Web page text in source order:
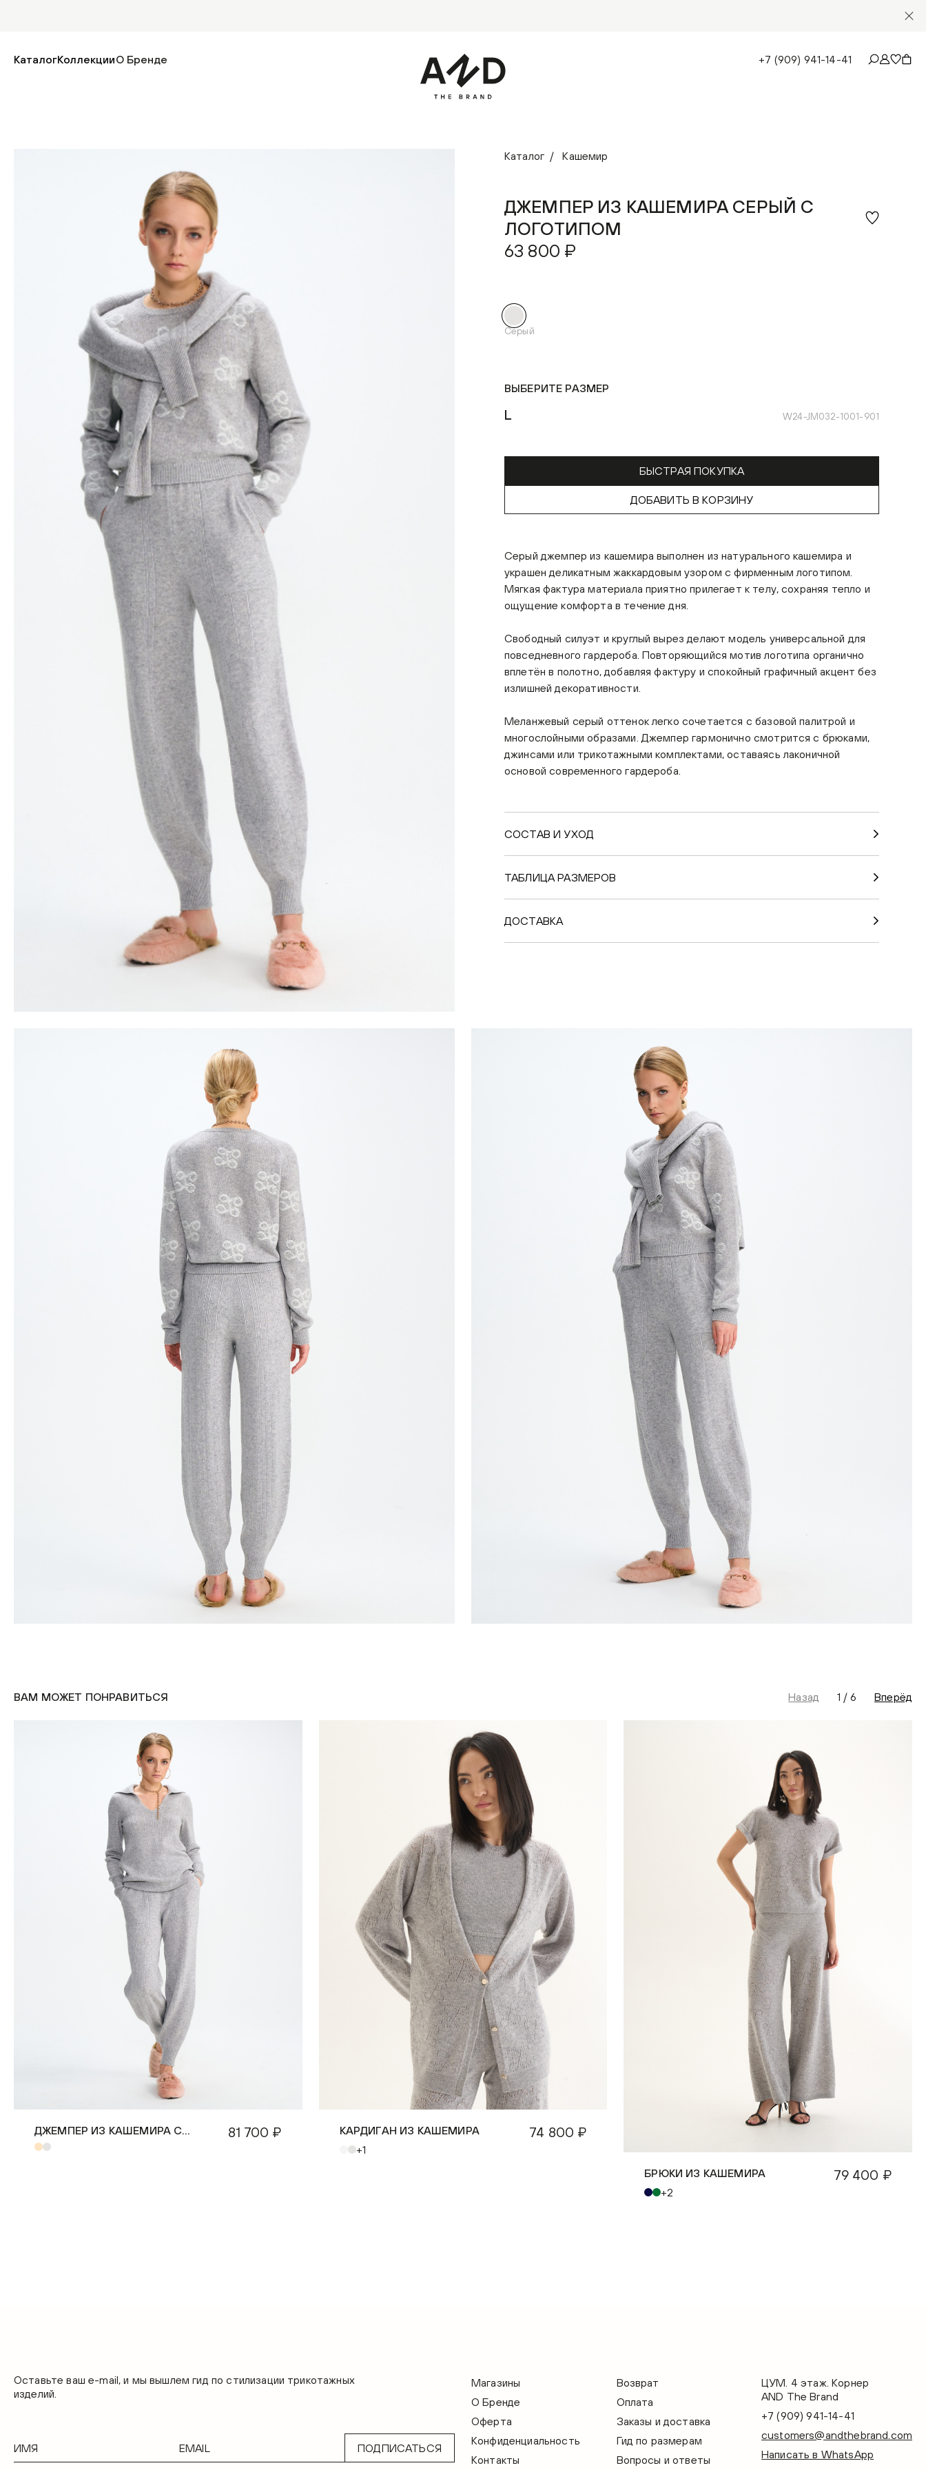
КаталогКоллекцииО Бренде +7 (909) 941-14-41
Каталог Кашемир
ДЖЕМПЕР ИЗ КАШЕМИРА СЕРЫЙ С
ЛОГОТИПОМ
63 800 ₽
Серый
ВЫБЕРИТЕ РАЗМЕР
L W24-JM032-1001-901
БЫСТРАЯ ПОКУПКА
ДОБАВИТЬ В КОРЗИНУ
Серый джемпер из кашемира выполнен из натурального кашемира и
украшен деликатным жаккардовым узором с фирменным логотипом.
Мягкая фактура материала приятно прилегает к телу, сохраняя тепло и
ощущение комфорта в течение дня.
Свободный силуэт и круглый вырез делают модель универсальной для
повседневного гардероба. Повторяющийся мотив логотипа органично
вплетён в полотно, добавляя фактуру и спокойный графичный акцент без
излишней декоративности.
Меланжевый серый оттенок легко сочетается с базовой палитрой и
многослойными образами. Джемпер гармонично смотрится с брюками,
джинсами или трикотажными комплектами, оставаясь лаконичной
основой современного гардероба.
СОСТАВ И УХОД
ТАБЛИЦА РАЗМЕРОВ
ДОСТАВКА
ВАМ МОЖЕТ ПОНРАВИТЬСЯ Назад 1 /6 Вперёд
ДЖЕМПЕР ИЗ КАШЕМИРА С
ВОРОТНИКОМ ПОЛО
81 700 ₽
КАРДИГАН ИЗ КАШЕМИРА
+1
74 800 ₽
БРЮКИ ИЗ КАШЕМИРА
+2
79 400 ₽
Оставьте ваш e-mail, и мы вышлем гид по стилизации трикотажных
изделий.
ПОДПИСАТЬСЯ
Магазины
О Бренде
Оферта
Конфиденциальность
Контакты
Возврат
Оплата
Заказы и доставка
Гид по размерам
Вопросы и ответы
ЦУМ. 4 этаж. Корнер
AND The Brand
+7 (909) 941-14-41
customers@andthebrand.com
Написать в WhatsApp